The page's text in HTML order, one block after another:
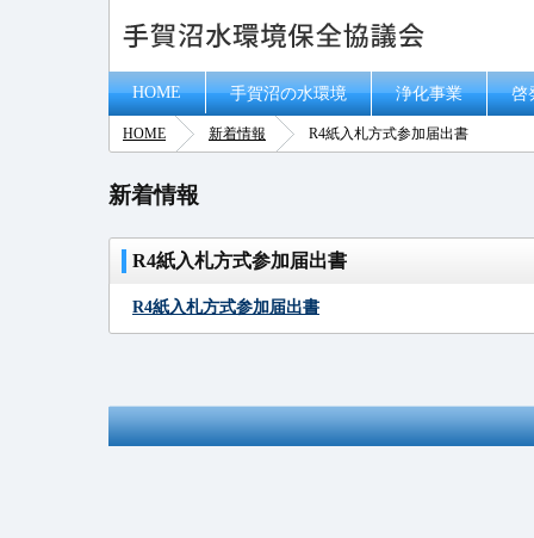
HOME 手賀沼の水環境 浄化事業 啓
HOME 新着情報 R4紙入札方式参加届出書
新着情報
R4紙入札方式参加届出書
R4紙入札方式参加届出書